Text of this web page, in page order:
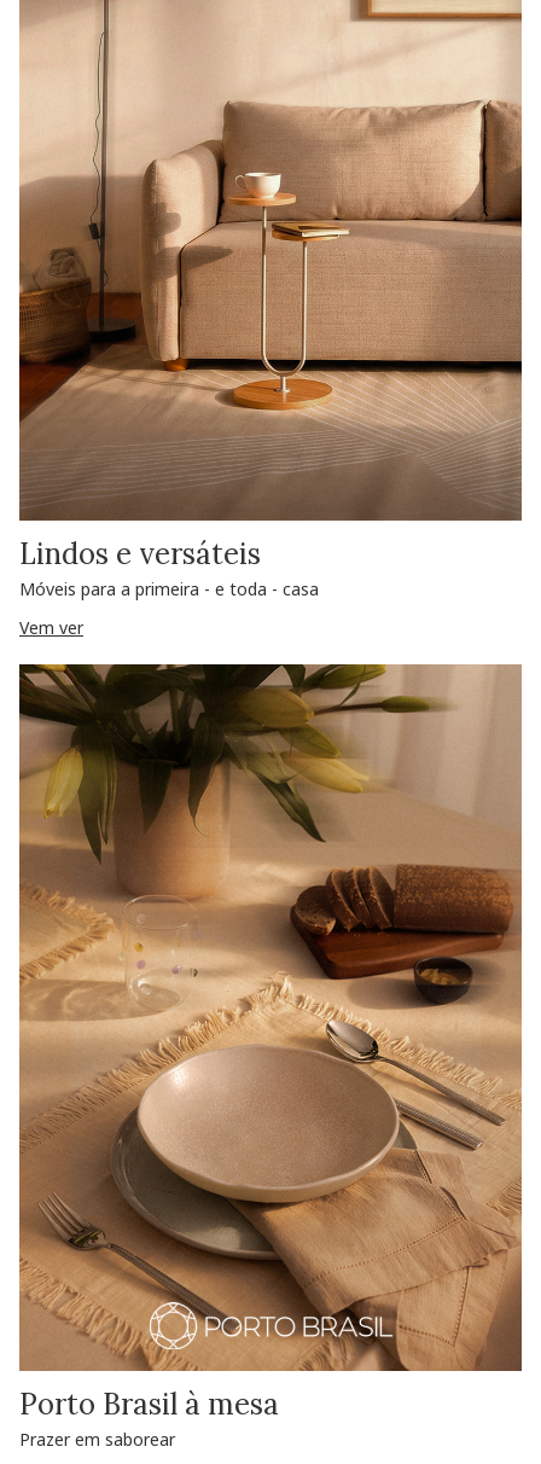
Lindos e versáteis
Móveis para a primeira - e toda - casa
Vem ver
Porto Brasil à mesa
Prazer em saborear